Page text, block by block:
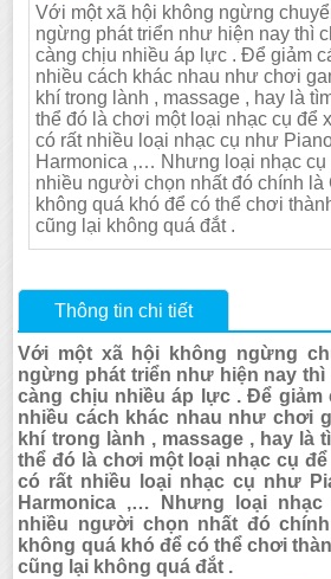
Với một xã hội không ngừng
ngừng phát triển như hiện nay thì
càng chịu nhiều áp lực . Để giảm
nhiều cách khác nhau như chơi
khí trong lành , massage , hay là
thể đó là chơi một loại nhạc cụ để
có rất nhiều loại nhạc cụ như
Harmonica ,… Nhưng loại nhạc
nhiều người chọn nhất đó chính là
không quá khó để có thể chơi
cũng lại không quá đắt .
Thông tin chi tiết
Với một xã hội không ngừng
ngừng phát triển như hiện nay thì
càng chịu nhiều áp lực . Để giảm
nhiều cách khác nhau như chơi
khí trong lành , massage , hay là
thể đó là chơi một loại nhạc cụ
có rất nhiều loại nhạc cụ như
Harmonica ,… Nhưng loại
nhiều người chọn nhất đó
không quá khó để có thể chơi
cũng lại không quá đắt .